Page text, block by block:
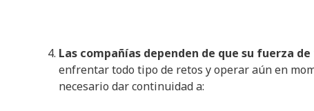
Las compañías dependen de que su fuerza
enfrentar todo tipo de retos y operar aún en
necesario dar continuidad a: